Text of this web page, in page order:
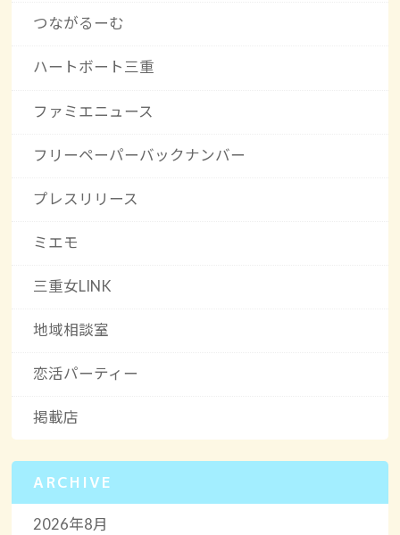
つながるーむ
ハートボート三重
ファミエニュース
フリーペーパーバックナンバー
プレスリリース
ミエモ
三重女LINK
地域相談室
恋活パーティー
掲載店
ARCHIVE
2026年8月